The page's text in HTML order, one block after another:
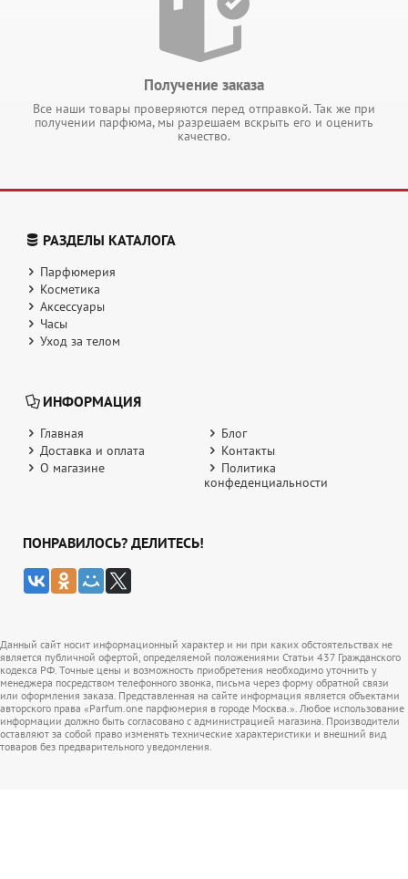
Получение заказа
Все наши товары проверяются перед отправкой. Так же при
получении парфюма, мы разрешаем вскрыть его и оценить
качество.
РАЗДЕЛЫ КАТАЛОГА
Парфюмерия
Косметика
Аксессуары
Часы
Уход за телом
ИНФОРМАЦИЯ
Главная
Блог
Доставка и оплата
Контакты
О магазине
Политика
конфеденциальности
ПОНРАВИЛОСЬ? ДЕЛИТЕСЬ!
Данный сайт носит информационный характер и ни при каких обстоятельствах не
является публичной офертой, определяемой положениями Статьи 437 Гражданского
кодекса РФ. Точные цены и возможность приобретения необходимо уточнить у
менеджера посредством телефонного звонка, письма через форму обратной связи
или оформления заказа. Представленная на сайте информация является объектами
авторского права «Parfum.one парфюмерия в городе Москва.». Любое использование
информации должно быть согласовано с администрацией магазина. Производители
оставляют за собой право изменять технические характеристики и внешний вид
товаров без предварительного уведомления.